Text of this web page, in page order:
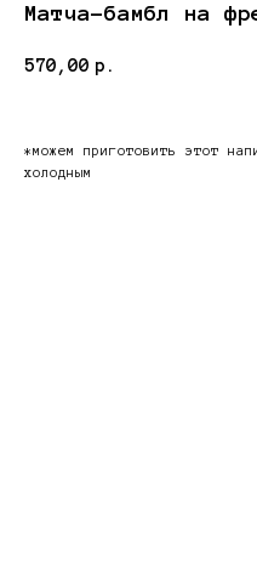
Матча-бамбл на
570,00 р.
*можем приготовить этот
холодным